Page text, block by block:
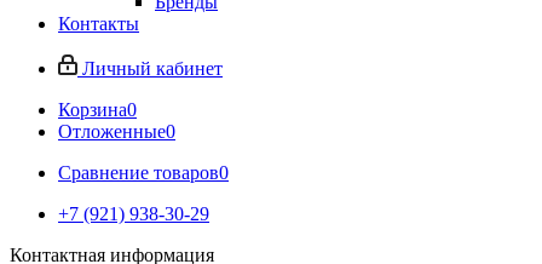
Контакты
Личный кабинет
Корзина0
Отложенные0
Сравнение товаров0
+7 (921) 938-30-29
Контактная информация